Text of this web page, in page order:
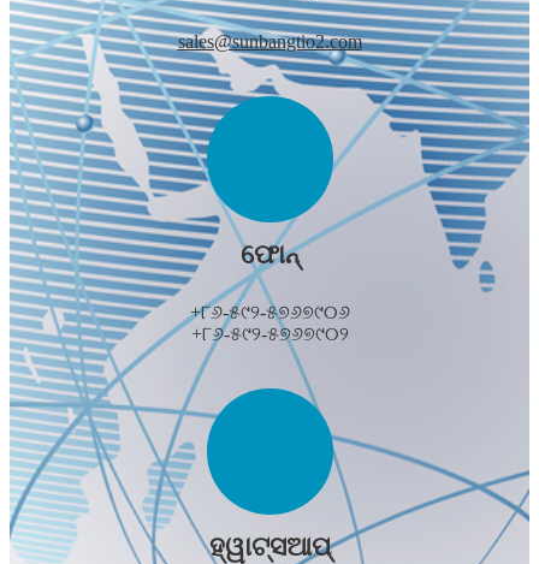
sales@sunbangtio2.com
ଫୋନ୍
+୮୬-୫୯୨-୫୭୬୭୯୦୬
+୮୬-୫୯୨-୫୭୬୭୯୦୨
ହ୍ୱାଟ୍ସଆପ୍